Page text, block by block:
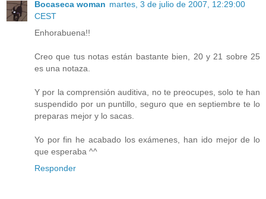
Bocaseca woman martes, 3 de julio de 2007, 12:29:00
CEST
Enhorabuena!!
Creo que tus notas están bastante bien, 20 y 21 sobre 25
es una notaza.
Y por la comprensión auditiva, no te preocupes, solo te han
suspendido por un puntillo, seguro que en septiembre te lo
preparas mejor y lo sacas.
Yo por fin he acabado los exámenes, han ido mejor de lo
que esperaba ^^
Responder